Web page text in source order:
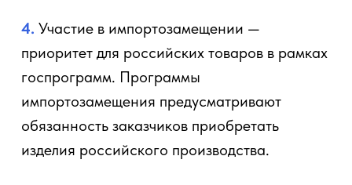
4. Участие в импортозамещении —
приоритет для российских товаров в рамках
госпрограмм. Программы
импортозамещения предусматривают
обязанность заказчиков приобретать
изделия российского производства.